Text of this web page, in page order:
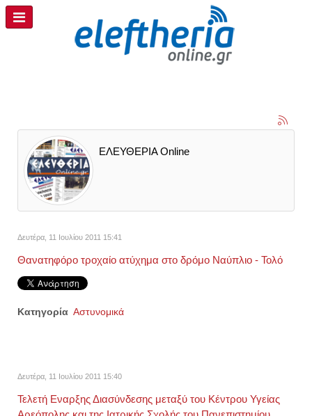
ΕΛΕΥΘΕΡΙΑ Online
Δευτέρα, 11 Ιουλίου 2011 15:41
Θανατηφόρο τροχαίο ατύχημα στο δρόμο Ναύπλιο - Τολό
Κατηγορία Αστυνομικά
Δευτέρα, 11 Ιουλίου 2011 15:40
Τελετή Εναρξης Διασύνδεσης μεταξύ του Κέντρου Υγείας